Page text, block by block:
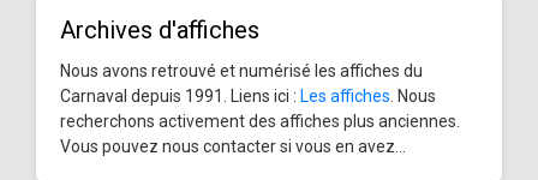
Archives d'affiches
Nous avons retrouvé et numérisé les affiches du
Carnaval depuis 1991. Liens ici : Les affiches . Nous
recherchons activement des affiches plus anciennes.
Vous pouvez nous contacter si vous en avez...